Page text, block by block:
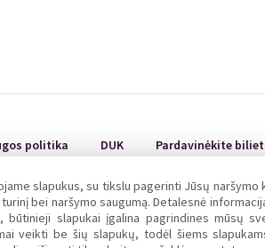
slapukus, su tikslu pagerinti Jūsų naršymo
bei naršymo saugumą. Detalesnė
būtinieji slapukai įgalina pagrindines mūsų
veikti be šių slapukų, todėl šiems
politika DUK Pardavinėkite
vartotojų teisių apsaugos įstatymo nustatyta
būdu prašymą galite pateikti per EGS